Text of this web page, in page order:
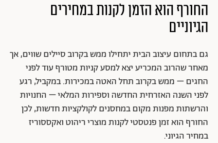
החורף הוא הזמן לקנות במחירים
הגיוניים
גם בתחום עיצוב הבית יתחילו ממש בקרוב סיילים שווים, אך
מאחר שהרוב המכריע יצא למסע קניות מטורף עוד לפני
החגים – ממש בקרוב תחל האטה במכירות. במקביל, רגע
לפני השנה האזרחית החדשה וספירות המלאי – החנויות
והרשתות מפנות מקום במחסנים לקולקציות חדשות, לכן
החורף הוא זמן פנטסטי לקנות מוצרי ריהוט ואקססוריז
במחיר הגיוני.